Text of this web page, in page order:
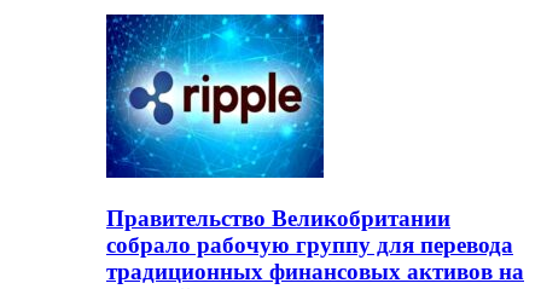
Правительство Великобритании
собрало рабочую группу для перевода
традиционных финансовых активов на